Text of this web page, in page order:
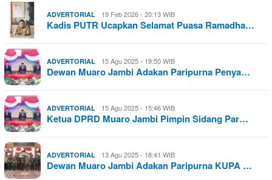
ADVERTORIAL 19 Feb 2026 - 20:13 WIB
Kadis PUTR Ucapkan Selamat Puasa Ramadha…
ADVERTORIAL 15 Agu 2025 - 19:50 WIB
Dewan Muaro Jambi Adakan Paripurna Penya…
ADVERTORIAL 15 Agu 2025 - 15:46 WIB
Ketua DPRD Muaro Jambi Pimpin Sidang Par…
ADVERTORIAL 13 Agu 2025 - 18:41 WIB
Dewan Muaro Jambi Adakan Paripurna KUPA …